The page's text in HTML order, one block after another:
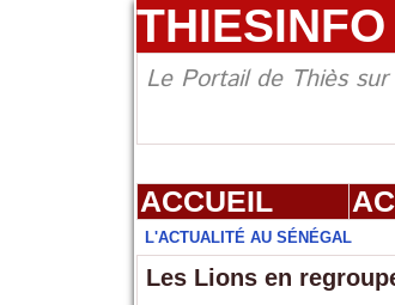
THIESINFO
Le Portail de Thiès
ACCUEIL
L'ACTUALITÉ AU SÉNÉGAL
Les Lions en